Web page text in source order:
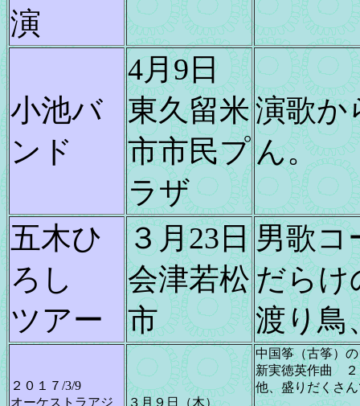
演
小池バ
ンド
4月9日
東久留米
市市民プ
ラザ
演歌か
ん。
五木ひ
ろし
ツアー
３月23日
会津若松
市
男歌コ
だらけ
渡り
２０１７/3/9
オーケストラアジ
３月９日（木）
中国筝（古筝）
新実徳英作曲 ２
他、盛りだくさ